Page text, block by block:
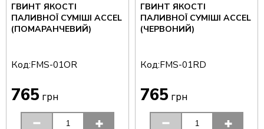
ГВИНТ ЯКОСТІ
ПАЛИВНОЇ СУМІШІ ACCEL
(ПОМАРАНЧЕВИЙ)
Код:FMS-01OR
765 грн
ГВИНТ ЯКОСТІ
ПАЛИВНОЇ СУМІШІ ACCEL
(ЧЕРВОНИЙ)
Код:FMS-01RD
765 грн